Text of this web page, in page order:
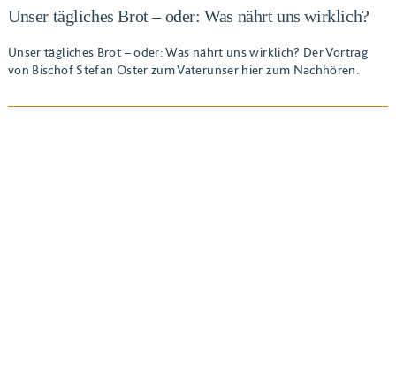
Unser tägliches Brot – oder: Was nährt uns wirklich?
Unser tägliches Brot – oder: Was nährt uns wirklich? Der Vortrag
von Bischof Stefan Oster zum Vaterunser hier zum Nachhören.